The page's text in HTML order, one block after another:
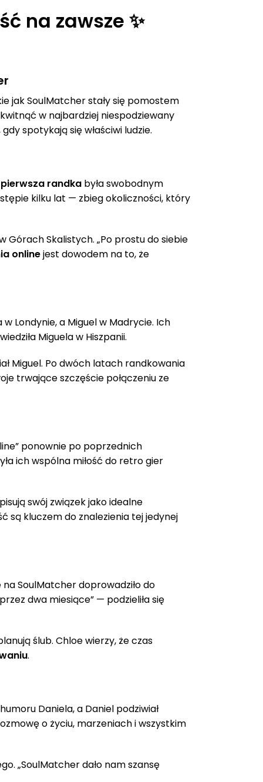
na zawsze ✨
jak SoulMatcher stały się pomostem
w najbardziej niespodziewany
spotykają się właściwi ludzie.
pierwsza randka była swobodnym
kilku lat — zbieg okoliczności, który
Górach Skalistych. „Po prostu do siebie
onlinejest dowodem na to, że
Londynie, a Miguel w Madrycie. Ich
Miguela w Hiszpanii.
Miguel. Po dwóch latach randkowania
trwające szczęście połączeniu ze
ponownie po poprzednich
ich wspólna miłość do retro gier
swój związek jako idealne
kluczem do znalezienia tej jedynej
na SoulMatcher doprowadziło do
dwa miesiące” — podzieliła się
ślub. Chloe wierzy, że czas
.
Daniela, a Daniel podziwiał
o życiu, marzeniach i wszystkim
„SoulMatcher dało nam szansę